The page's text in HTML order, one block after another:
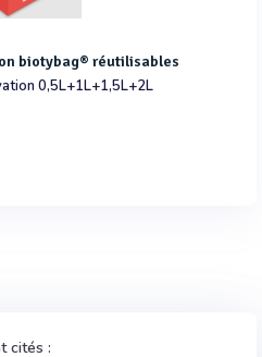
biotybag® réutilisables
0,5L+1L+1,5L+2L
cités :